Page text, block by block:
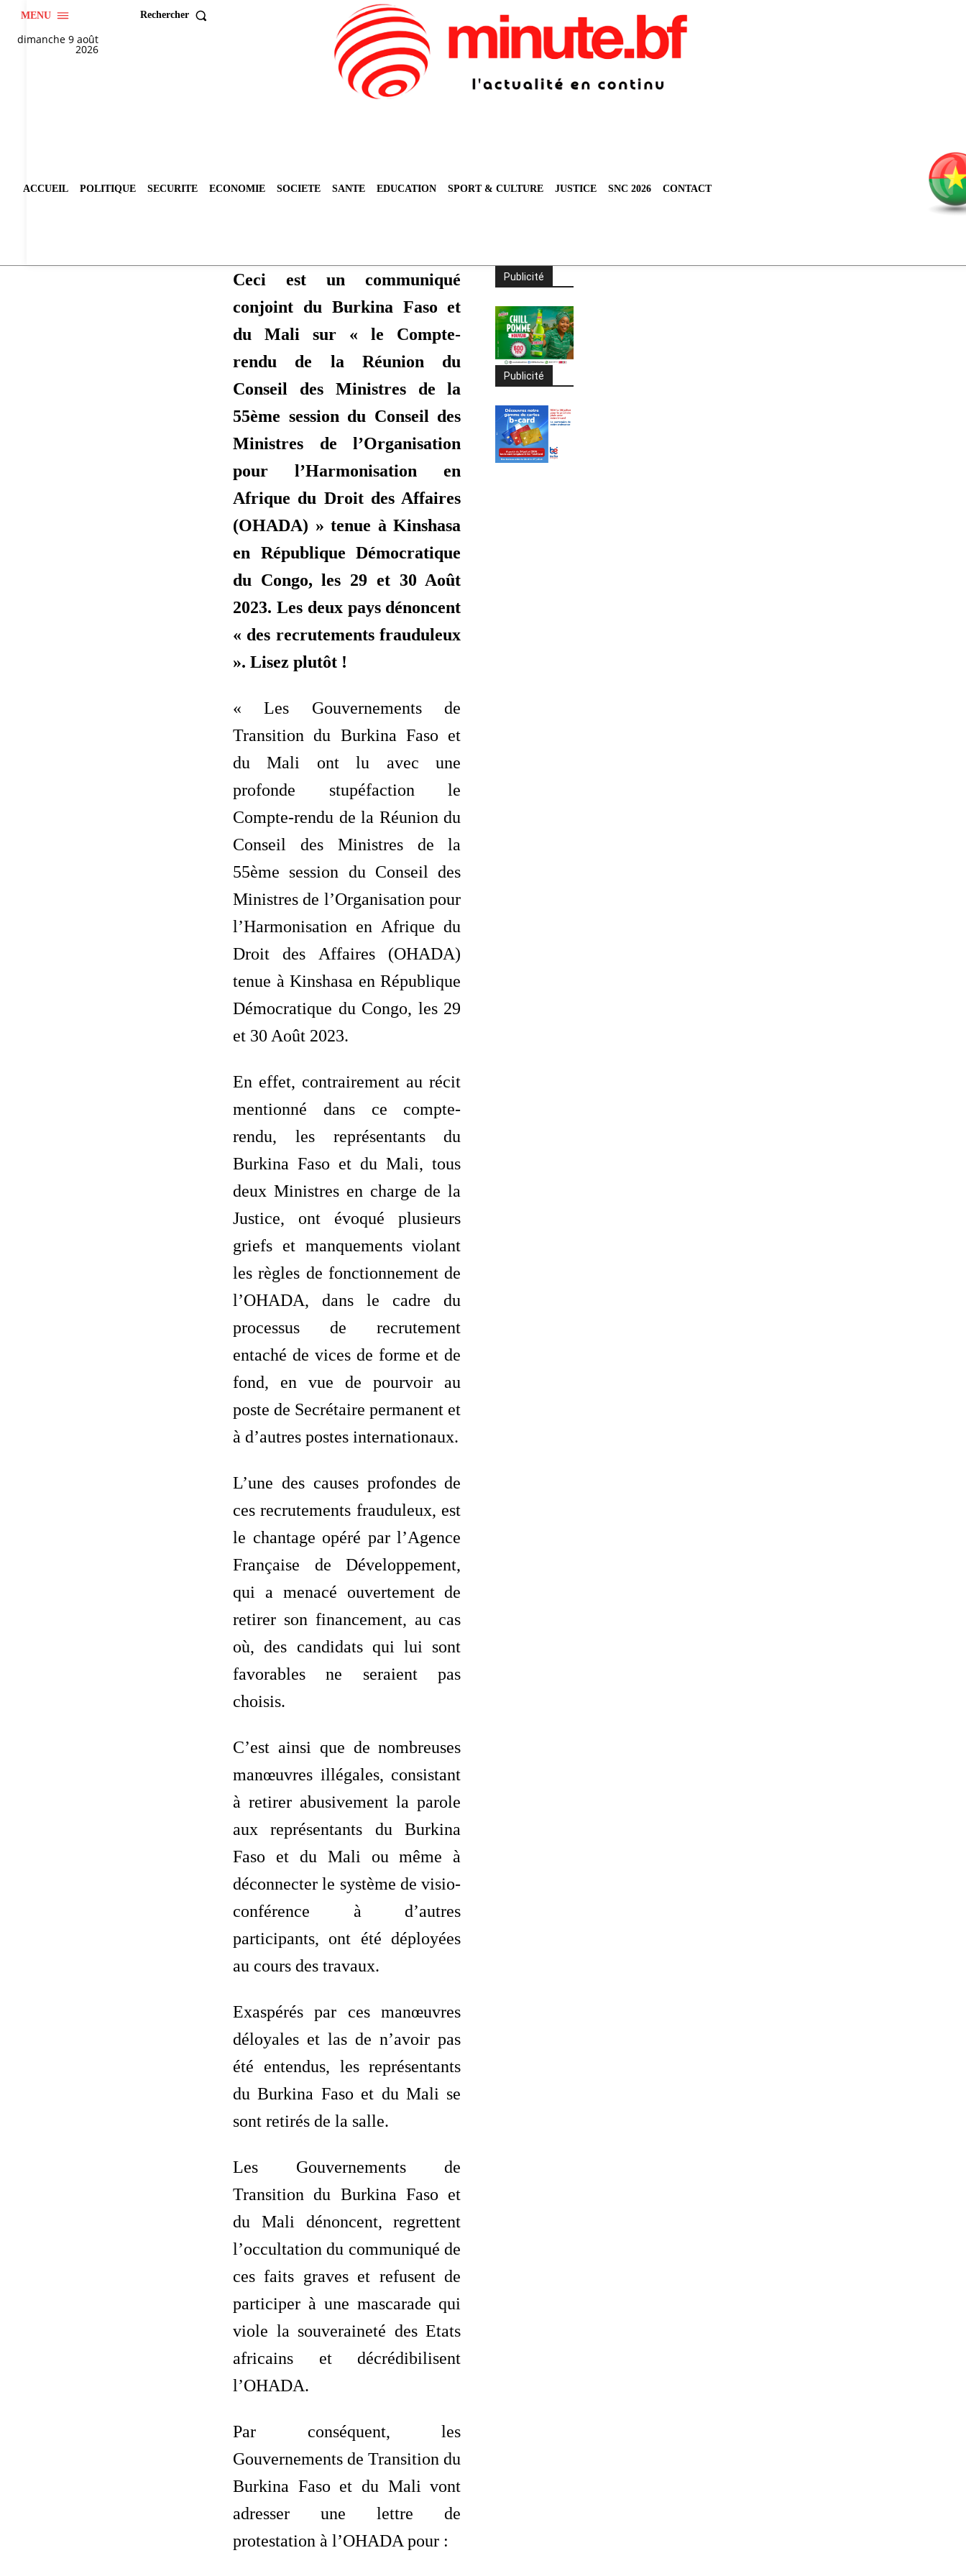
MENU Rechercher
dimanche 9 août
2026
ACCUEIL POLITIQUE SECURITE ECONOMIE SOCIETE SANTE EDUCATION SPORT & CULTURE JUSTICE SNC 2026 CONTACT
Ceci est un communiqué
conjoint du Burkina Faso et
du Mali sur « le Compte-
rendu de la Réunion du
Conseil des Ministres de la
55ème session du Conseil des
Ministres de l’Organisation
pour l’Harmonisation en
Afrique du Droit des Affaires
(OHADA) » tenue à Kinshasa
en République Démocratique
du Congo, les 29 et 30 Août
2023. Les deux pays dénoncent
« des recrutements frauduleux
». Lisez plutôt !
« Les Gouvernements de
Transition du Burkina Faso et
du Mali ont lu avec une
profonde stupéfaction le
Compte-rendu de la Réunion du
Conseil des Ministres de la
55ème session du Conseil des
Ministres de l’Organisation pour
l’Harmonisation en Afrique du
Droit des Affaires (OHADA)
tenue à Kinshasa en République
Démocratique du Congo, les 29
et 30 Août 2023.
En effet, contrairement au récit
mentionné dans ce compte-
rendu, les représentants du
Burkina Faso et du Mali, tous
deux Ministres en charge de la
Justice, ont évoqué plusieurs
griefs et manquements violant
les règles de fonctionnement de
l’OHADA, dans le cadre du
processus de recrutement
entaché de vices de forme et de
fond, en vue de pourvoir au
poste de Secrétaire permanent et
à d’autres postes internationaux.
L’une des causes profondes de
ces recrutements frauduleux, est
le chantage opéré par l’Agence
Française de Développement,
qui a menacé ouvertement de
retirer son financement, au cas
où, des candidats qui lui sont
favorables ne seraient pas
choisis.
C’est ainsi que de nombreuses
manœuvres illégales, consistant
à retirer abusivement la parole
aux représentants du Burkina
Faso et du Mali ou même à
déconnecter le système de visio-
conférence à d’autres
participants, ont été déployées
au cours des travaux.
Exaspérés par ces manœuvres
déloyales et las de n’avoir pas
été entendus, les représentants
du Burkina Faso et du Mali se
sont retirés de la salle.
Les Gouvernements de
Transition du Burkina Faso et
du Mali dénoncent, regrettent
l’occultation du communiqué de
ces faits graves et refusent de
participer à une mascarade qui
viole la souveraineté des Etats
africains et décrédibilisent
l’OHADA.
Par conséquent, les
Gouvernements de Transition du
Burkina Faso et du Mali vont
adresser une lettre de
protestation à l’OHADA pour :
Publicité
Publicité